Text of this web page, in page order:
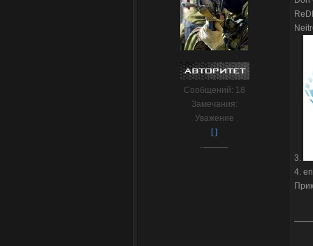
Сообщений: 18
Замечания:
Уважение
[ ]
3.
4.